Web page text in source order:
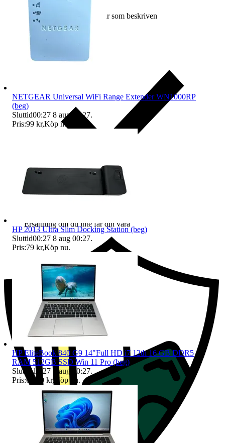
Ersättning om varan inte är som beskriven
Ersättning om du inte får din vara
NETGEAR Universal WiFi Range Extender WN1000RP
(beg)
Sluttid00:27 8 aug 00:27.
Pris:99 kr,Köp nu
HP 2013 Ultra Slim Docking Station (beg)
Sluttid00:27 8 aug 00:27.
Pris:79 kr,Köp nu.
HP EliteBook 840 G9 14"Full HD i7 12th 16 GB DDR5
RAM 512GB SSD Win 11 Pro (beg)
Sluttid10:27 8 aug 10:27.
Pris:6 399 kr, Köp nu.